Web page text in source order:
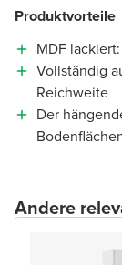
Produktvorteile
MDF
Vollständig
Reichweite
Der
Andere